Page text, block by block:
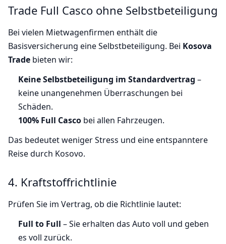
Trade Full Casco ohne Selbstbeteiligung
Bei vielen Mietwagenfirmen enthält die
Basisversicherung eine Selbstbeteiligung. Bei Kosova
Trade bieten wir:
Keine Selbstbeteiligung im Standardvertrag –
keine unangenehmen Überraschungen bei
Schäden.
100% Full Casco bei allen Fahrzeugen.
Das bedeutet weniger Stress und eine entspanntere
Reise durch Kosovo.
4. Kraftstoffrichtlinie
Prüfen Sie im Vertrag, ob die Richtlinie lautet:
Full to Full – Sie erhalten das Auto voll und geben
es voll zurück.